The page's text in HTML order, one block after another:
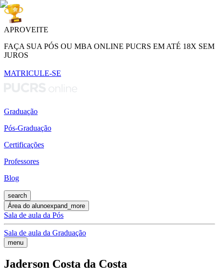
APROVEITE
FAÇA SUA PÓS OU MBA ONLINE PUCRS EM ATÉ 18X SEM
JUROS
MATRICULE-SE
Graduação
Pós-Graduação
Certificações
Professores
Blog
search
Área do alunoexpand_more
Sala de aula da Pós
Sala de aula da Graduação
menu
Jaderson Costa da Costa